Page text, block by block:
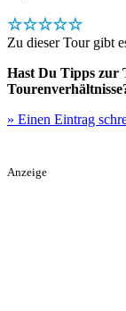
☆☆☆☆☆
Zu dieser Tour gibt
Hast Du Tipps zur
» Einen Eintrag
Anzeige